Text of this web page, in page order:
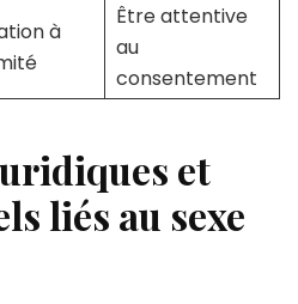
à
Être attentive
au
consentement
et
liés au sexe